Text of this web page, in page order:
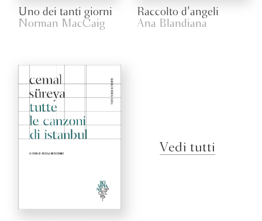
Uno dei tanti giorni
Norman MacCaig
Raccolto d'angeli
Ana Blandiana
Vedi tutti